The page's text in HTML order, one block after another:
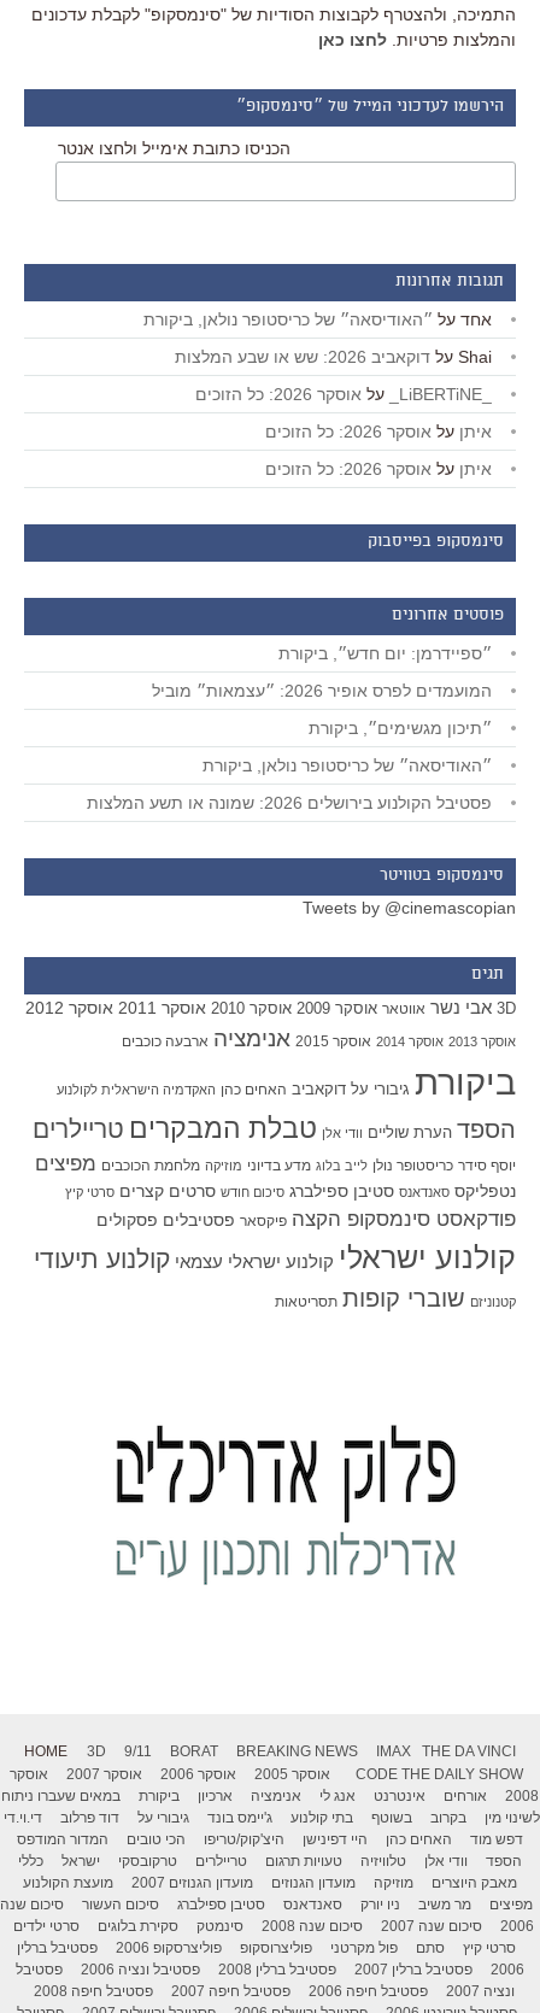
התמיכה, ולהצטרף לקבוצות הסודיות של "סינמסקופ" לקבלת עדכונים
והמלצות פרטיות. לחצו כאן
הירשמו לעדכוני המייל של ״סינמסקופ״
הכניסו כתובת אימייל ולחצו אנטר
תגובות אחרונות
אחד על ״האודיסאה״ של כריסטופר נולאן, ביקורת
Shai על דוקאביב 2026: שש או שבע המלצות
על אוסקר 2026: כל הזוכים
איתן על אוסקר 2026: כל הזוכים
איתן על אוסקר 2026: כל הזוכים
סינמסקופ בפייסבוק
פוסטים אחרונים
״ספיידרמן: יום חדש״, ביקורת
המועמדים לפרס אופיר 2026: ״עצמאות״ מוביל
״תיכון מגשימים״, ביקורת
״האודיסאה״ של כריסטופר נולאן, ביקורת
פסטיבל הקולנוע בירושלים 2026: שמונה או תשע המלצות
סינמסקופ בטוויטר
Tweets by @cinemascopian
תגים
3D אבי נשר אווטאר אוסקר 2009 אוסקר 2010 אוסקר 2011 אוסקר 2012
אוסקר 2013 אוסקר 2014 אוסקר 2015 אנימציה ארבעה כוכבים
ביקורת גיבורי על דוקאביב האחים כהן האקדמיה הישראלית לקולנוע
הספד הערת שוליים וודי אלן טבלת המבקרים טריילרים
יוסף סידר כריסטופר נולן לייב בלוג מדע בדיוני מוזיקה מלחמת הכוכבים מפיצים
נטפליקס סאנדאנס סטיבן ספילברג סיכום חודש סרטים קצרים סרטי קיץ
פודקאסט סינמסקופ הקצה פיקסאר פסטיבלים פסקולים
קולנוע ישראלי קולנוע ישראלי עצמאי קולנוע תיעודי
קטנוניזם שוברי קופות תסריטאות
HOME 3D 9/11 BORAT BREAKING NEWS IMAX
THE DA VINCI
CODE THE DAILY SHOW אוסקר 2005 אוסקר 2006 אוסקר 2007
אוסקר
2008
אורחים אינטרנט אנג לי אנימציה ארכיון ביקורת
במאים שעברו ניתוח
לשינוי מין
בקרוב בשוטף בתי קולנוע ג'יימס בונד גיבורי על דוד פרלוב
די.וי.די
דפש מוד
האחים כהן היי דפינישן היצ'קוק/טריפו הכי טובים
המדור המודפס
הספד
וודי אלן טלוויזיה טעויות תרגום טריילרים טרקובסקי ישראל
כללי
מאבק היוצרים
מוזיקה מועדון הגנוזים מועדון הגנוזים 2007
מועצת הקולנוע
מפיצים
מר משיב ניו יורק סאנדאנס סטיבן ספילברג סיכום העשור
סיכום שנה
2006
סיכום שנה 2007 סיכום שנה 2008 סינמטק סקירת בלוגים
סרטי ילדים
סרטי קיץ
סתם פול מקרטני פוליצרוסקופ פוליצרסקופ 2006
פסטיבל ברלין
2006
פסטיבל ברלין 2007 פסטיבל ברלין 2008 פסטיבל ונציה 2006
פסטיבל
ונציה 2007
פסטיבל חיפה 2006 פסטיבל חיפה 2007
פסטיבל חיפה 2008